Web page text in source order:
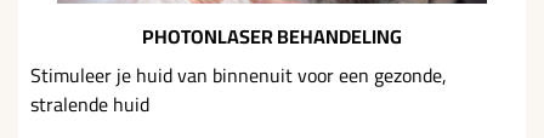
PHOTONLASER BEHANDELING
Stimuleer je huid van binnenuit voor een gezonde,
stralende huid